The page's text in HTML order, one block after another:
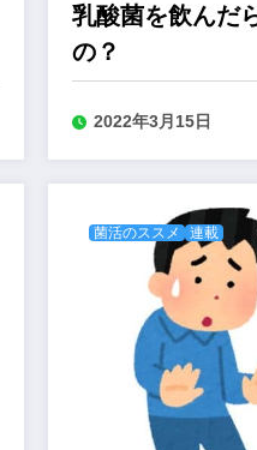
乳酸菌を飲んだ
の？
2022年3月15日
菌活のススメ 連載